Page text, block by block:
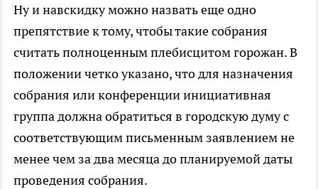
Ну и навскидку можно назвать еще одно
препятствие к тому, чтобы такие собрания
считать полноценным плебисцитом горожан. В
положении четко указано, что для назначения
собрания или конференции инициативная
группа должна обратиться в городскую думу с
соответствующим письменным заявлением не
менее чем за два месяца до планируемой даты
проведения собрания.